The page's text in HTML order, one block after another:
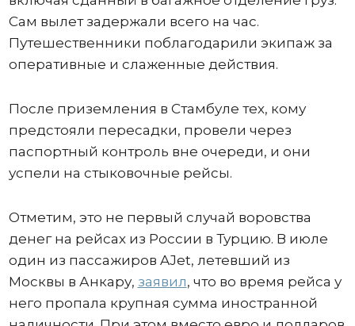
Сам вылет задержали всего на час.
Путешественники поблагодарили экипаж за
оперативные и слаженные действия.
После приземления в Стамбуле тех, кому
предстояли пересадки, провели через
паспортный контроль вне очереди, и они
успели на стыковочные рейсы.
Отметим, это не первый случай воровства
денег на рейсах из России в Турцию. В июле
один из пассажиров AJet, летевший из
Москвы в Анкару, заявил, что во время рейса у
него пропала крупная сумма иностранной